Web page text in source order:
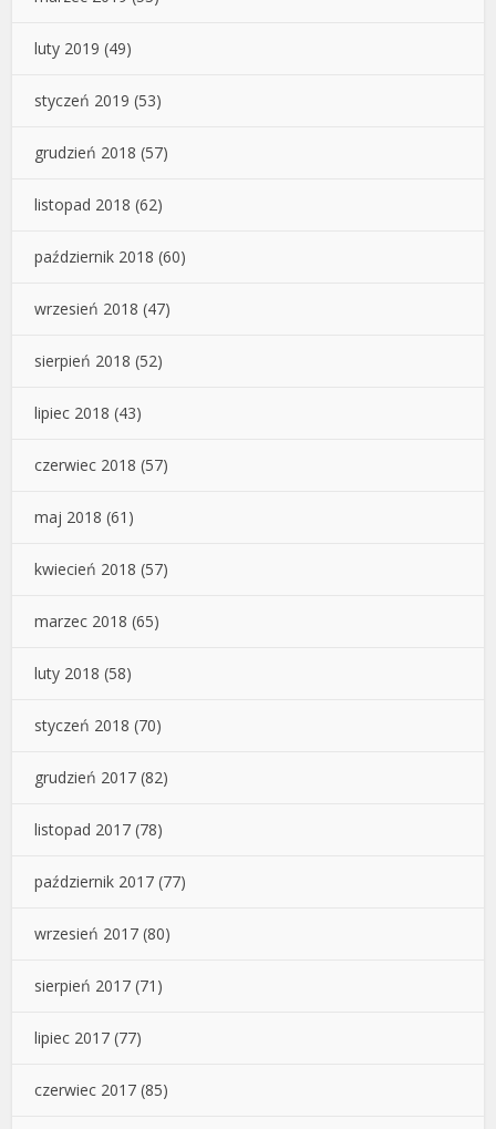
luty 2019 (49)
styczeń 2019 (53)
grudzień 2018 (57)
listopad 2018 (62)
październik 2018 (60)
wrzesień 2018 (47)
sierpień 2018 (52)
lipiec 2018 (43)
czerwiec 2018 (57)
maj 2018 (61)
kwiecień 2018 (57)
marzec 2018 (65)
luty 2018 (58)
styczeń 2018 (70)
grudzień 2017 (82)
listopad 2017 (78)
październik 2017 (77)
wrzesień 2017 (80)
sierpień 2017 (71)
lipiec 2017 (77)
czerwiec 2017 (85)